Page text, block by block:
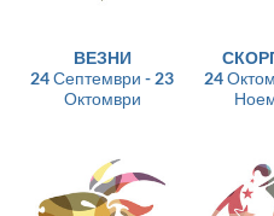
ВЕЗНИ
24 Септември - 23
Октомври
24